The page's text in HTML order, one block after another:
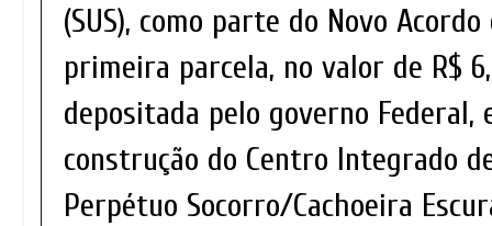
(SUS), como parte do Novo Acordo
primeira parcela, no valor de R$
depositada pelo governo Federal,
construção do Centro Integrado
Perpétuo Socorro/Cachoeira